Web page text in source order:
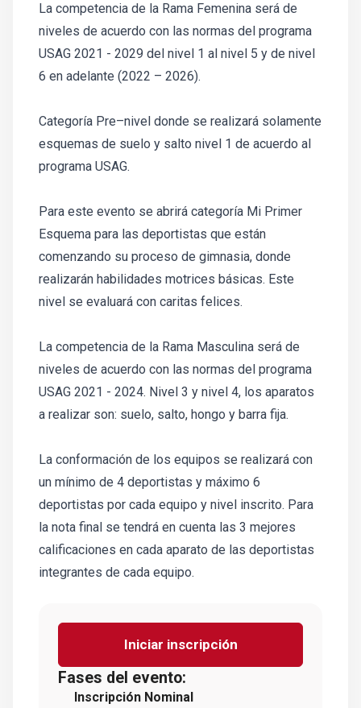
La competencia de la Rama Femenina será de
niveles de acuerdo con las normas del programa
USAG 2021 - 2029 del nivel 1 al nivel 5 y de nivel
6 en adelante (2022 – 2026).
Categoría Pre–nivel donde se realizará solamente
esquemas de suelo y salto nivel 1 de acuerdo al
programa USAG.
Para este evento se abrirá categoría Mi Primer
Esquema para las deportistas que están
comenzando su proceso de gimnasia, donde
realizarán habilidades motrices básicas. Este
nivel se evaluará con caritas felices.
La competencia de la Rama Masculina será de
niveles de acuerdo con las normas del programa
USAG 2021 - 2024. Nivel 3 y nivel 4, los aparatos
a realizar son: suelo, salto, hongo y barra fija.
La conformación de los equipos se realizará con
un mínimo de 4 deportistas y máximo 6
deportistas por cada equipo y nivel inscrito. Para
la nota final se tendrá en cuenta las 3 mejores
calificaciones en cada aparato de las deportistas
integrantes de cada equipo.
Iniciar inscripción
Fases del evento:
Inscripción Nominal